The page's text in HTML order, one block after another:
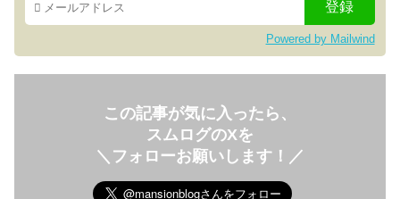
Powered by Mailwind
この記事が気に入ったら、
スムログのXを
＼フォローお願いします！／